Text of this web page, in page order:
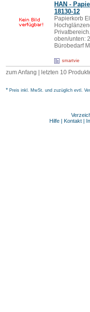
HAN -
18130-12
Papierkorb
oben/unten:
Bürobedarf
smartvie
zum Anfang letzten 10
* Preis inkl. MwSt. und zuzüglich evtl.
Hilfe | Kontakt |